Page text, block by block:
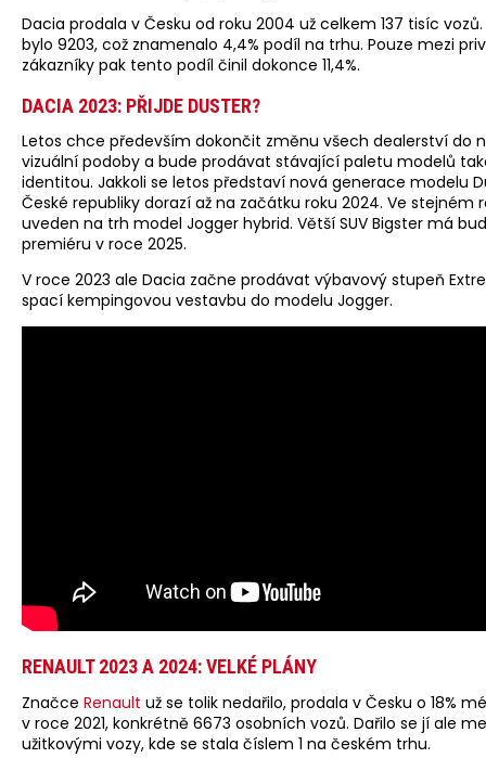
Dacia prodala v Česku od roku 2004 už celkem 137 tisíc vozů.
bylo 9203, což znamenalo 4,4% podíl na trhu. Pouze mezi
zákazníky pak tento podíl činil dokonce 11,4%.
DACIA 2023: PŘIJDE DUSTER?
Letos chce především dokončit změnu všech dealerství do
vizuální podoby a bude prodávat stávající paletu modelů
identitou. Jakkoli se letos představí nová generace modelu
České republiky dorazí až na začátku roku 2024. Ve stejném
uveden na trh model Jogger hybrid. Větší SUV Bigster má
premiéru v roce 2025.
V roce 2023 ale Dacia začne prodávat výbavový stupeň
spací kempingovou vestavbu do modelu Jogger.
RENAULT 2023 A 2024: VELKÉ PLÁNY
Značce Renault už se tolik nedařilo, prodala v Česku o 18%
v roce 2021, konkrétně 6673 osobních vozů. Dařilo se jí ale
užitkovými vozy, kde se stala číslem 1 na českém trhu.